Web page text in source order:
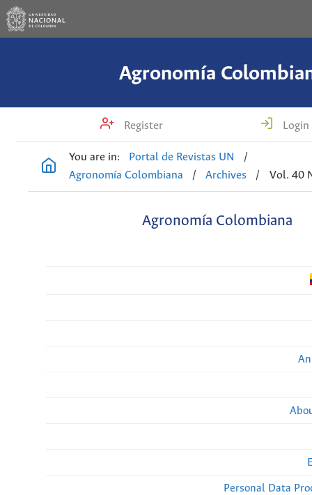
Agronomía
Register Login
You are in: Portal de Revistas UN
/
Agronomía Colombiana
/ Archives / Vol. 40
Agronomía Colombiana
Personal Data